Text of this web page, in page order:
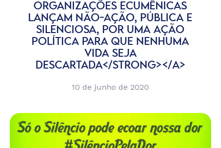
ORGANIZAÇÕES ECUMÊNICAS
LANÇAM NÃO-AÇÃO, PÚBLICA E
SILENCIOSA, POR UMA AÇÃO
POLÍTICA PARA QUE NENHUMA
VIDA SEJA
DESCARTADA</STRONG></A>
10 de junho de 2020